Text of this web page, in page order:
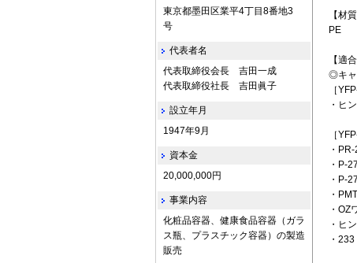
【材質
PE
【適
◎キ
［
・ヒ
［
・
・P-
・P-
・
・OZ
・ヒ
・
東京都墨田区業平4丁目8番地3
号
代表者名
代表取締役会長 吉田一成
代表取締役社長 吉田眞子
設立年月
1947年9月
資本金
20,000,000円
事業内容
化粧品容器、健康食品容器（ガラ
ス瓶、プラスチック容器）の製造
販売